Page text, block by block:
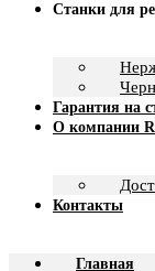
Станки для
Гарантия на
О компании
Контакты
Главная